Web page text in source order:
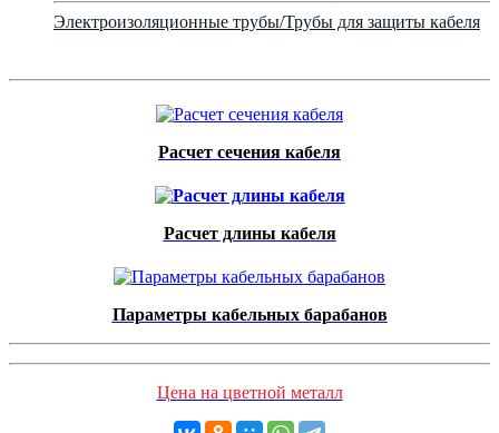
Электроизоляционные трубы/Трубы для защиты кабеля
Расчет сечения кабеля
Расчет длины кабеля
Параметры кабельных барабанов
Цена на цветной металл